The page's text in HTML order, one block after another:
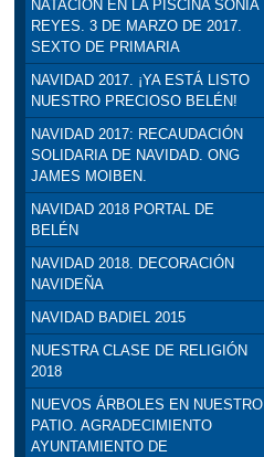
NATACIÓN EN LA PISCINA SONIA
REYES. 3 DE MARZO DE 2017.
SEXTO DE PRIMARIA
NAVIDAD 2017. ¡YA ESTÁ LISTO
NUESTRO PRECIOSO BELÉN!
NAVIDAD 2017: RECAUDACIÓN
SOLIDARIA DE NAVIDAD. ONG
JAMES MOIBEN.
NAVIDAD 2018 PORTAL DE
BELÉN
NAVIDAD 2018. DECORACIÓN
NAVIDEÑA
NAVIDAD BADIEL 2015
NUESTRA CLASE DE RELIGIÓN
2018
NUEVOS ÁRBOLES EN NUESTRO
PATIO. AGRADECIMIENTO
AYUNTAMIENTO DE